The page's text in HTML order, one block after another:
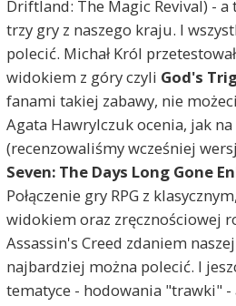
Driftland: The Magic Revival) -
trzy gry z naszego kraju. I
polecić. Michał Król
widokiem z góry czyli God's
fanami takiej zabawy, nie
Agata Hawrylczuk ocenia, jak
(recenzowaliśmy wcześniej
Seven: The Days Long Gone
Połączenie gry RPG z
widokiem oraz zręcznościowej
Assassin's Creed zdaniem
najbardziej można polecić. I
tematyce - hodowania "trawki" -